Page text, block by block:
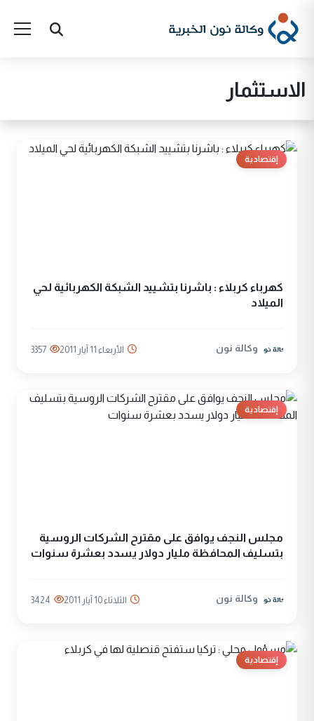
الاستثمار
إقتصادية
كهرباء كربلاء : باشرنا بتشييد الشبكة الكهربائية لحي
الميلاد
وكالة نون الأربعاء 11 آيار 2011 3357
إقتصادية
مجلس النجف يوافق على مقترح الشركات الروسية
بتسليف المحافظة مليار دولار يسدد بعشرة سنوات
وكالة نون الثلاثاء 10 آيار 2011 3424
إقتصادية